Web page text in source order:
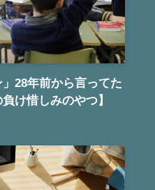
」28年前から言ってた
け惜しみのやつ】